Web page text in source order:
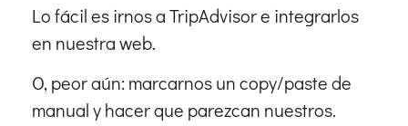
Lo fácil es irnos a TripAdvisor e integrarlos
en nuestra web.
O, peor aún: marcarnos un copy/paste de
manual y hacer que parezcan nuestros.